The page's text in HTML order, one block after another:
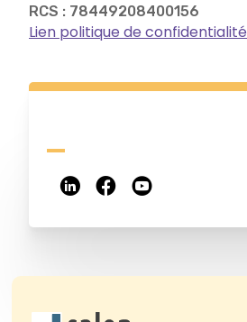
RCS : 78449208400156
Lien politique de confidentialité